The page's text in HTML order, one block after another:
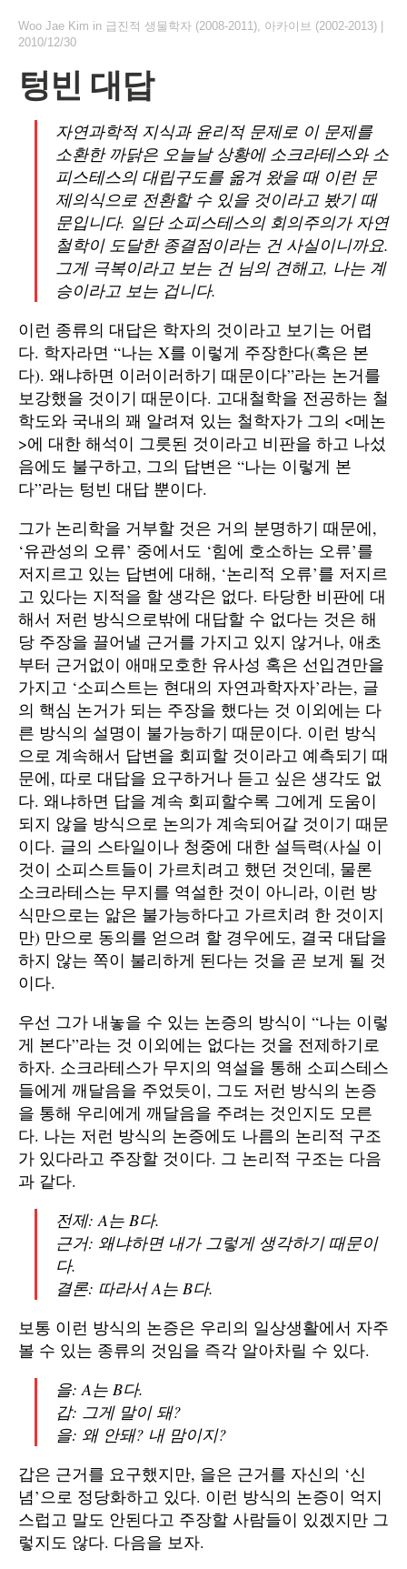
Woo Jae Kim in 급진적 생물학자 (2008-2011), 아카이브 (2002-2013)
2010/12/30
텅빈 대답
자연과학적 지식과 윤리적 문제로 이 문제를
소환한 까닭은 오늘날 상황에 소크라테스와 소
피스테스의 대립구도를 옮겨 왔을 때 이런 문
제의식으로 전환할 수 있을 것이라고 봤기 때
문입니다. 일단 소피스테스의 회의주의가 자연
철학이 도달한 종결점이라는 건 사실이니까요.
그게 극복이라고 보는 건 님의 견해고, 나는 계
승이라고 보는 겁니다.
이런 종류의 대답은 학자의 것이라고 보기는 어렵
다. 학자라면 “나는 X를 이렇게 주장한다(혹은 본
다). 왜냐하면 이러이러하기 때문이다”라는 논거를
보강했을 것이기 때문이다. 고대철학을 전공하는 철
학도와 국내의 꽤 알려져 있는 철학자가 그의 <메논
>에 대한 해석이 그릇된 것이라고 비판을 하고 나섰
음에도 불구하고, 그의 답변은 “나는 이렇게 본
다”라는 텅빈 대답 뿐이다.
그가 논리학을 거부할 것은 거의 분명하기 때문에,
‘유관성의 오류’ 중에서도 ‘힘에 호소하는 오류’를
저지르고 있는 답변에 대해, ‘논리적 오류’를 저지르
고 있다는 지적을 할 생각은 없다. 타당한 비판에 대
해서 저런 방식으로밖에 대답할 수 없다는 것은 해
당 주장을 끌어낼 근거를 가지고 있지 않거나, 애초
부터 근거없이 애매모호한 유사성 혹은 선입견만을
가지고 ‘소피스트는 현대의 자연과학자자’라는, 글
의 핵심 논거가 되는 주장을 했다는 것 이외에는 다
른 방식의 설명이 불가능하기 때문이다. 이런 방식
으로 계속해서 답변을 회피할 것이라고 예측되기 때
문에, 따로 대답을 요구하거나 듣고 싶은 생각도 없
다. 왜냐하면 답을 계속 회피할수록 그에게 도움이
되지 않을 방식으로 논의가 계속되어갈 것이기 때문
이다. 글의 스타일이나 청중에 대한 설득력(사실 이
것이 소피스트들이 가르치려고 했던 것인데, 물론
소크라테스는 무지를 역설한 것이 아니라, 이런 방
식만으로는 앎은 불가능하다고 가르치려 한 것이지
만) 만으로 동의를 얻으려 할 경우에도, 결국 대답을
하지 않는 쪽이 불리하게 된다는 것을 곧 보게 될 것
이다.
우선 그가 내놓을 수 있는 논증의 방식이 “나는 이렇
게 본다”라는 것 이외에는 없다는 것을 전제하기로
하자. 소크라테스가 무지의 역설을 통해 소피스테스
들에게 깨달음을 주었듯이, 그도 저런 방식의 논증
을 통해 우리에게 깨달음을 주려는 것인지도 모른
다. 나는 저런 방식의 논증에도 나름의 논리적 구조
가 있다라고 주장할 것이다. 그 논리적 구조는 다음
과 같다.
전제: A는 B다.
근거: 왜냐하면 내가 그렇게 생각하기 때문이
다.
결론: 따라서 A는 B다.
보통 이런 방식의 논증은 우리의 일상생활에서 자주
볼 수 있는 종류의 것임을 즉각 알아차릴 수 있다.
을: A는 B다.
갑: 그게 말이 돼?
을: 왜 안돼? 내 맘이지?
갑은 근거를 요구했지만, 을은 근거를 자신의 ‘신
념’으로 정당화하고 있다. 이런 방식의 논증이 억지
스럽고 말도 안된다고 주장할 사람들이 있겠지만 그
렇지도 않다. 다음을 보자.